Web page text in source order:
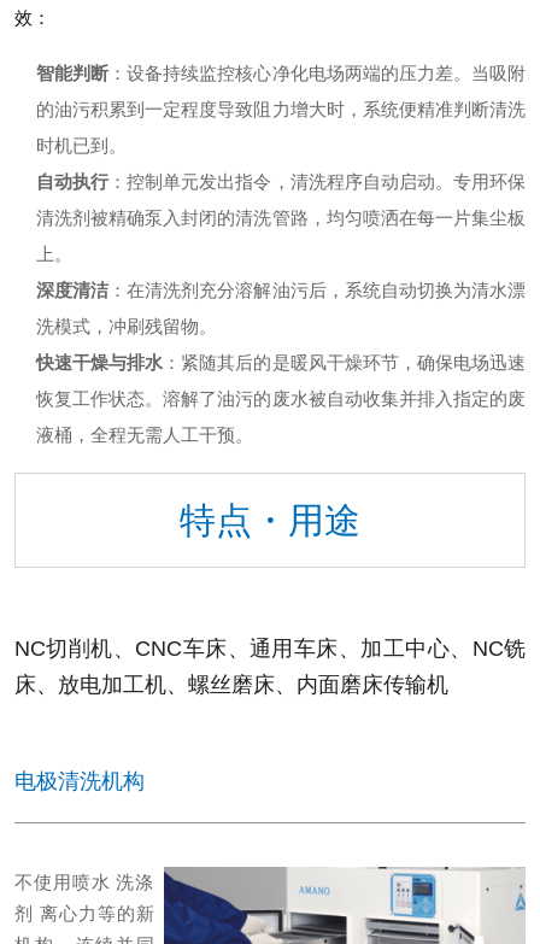
效：
智能判断 ：设备持续监控核心净化电场两端的压力差。当吸附
的油污积累到一定程度导致阻力增大时，系统便精准判断清洗
时机已到。
自动执行：控制单元发出指令，清洗程序自动启动。专用环保
清洗剂被精确泵入封闭的清洗管路，均匀喷洒在每一片集尘板
上。
深度清洁：在清洗剂充分溶解油污后，系统自动切换为清水漂
洗模式，冲刷残留物。
快速干燥与排水 ：紧随其后的是暖风干燥环节，确保电场迅速
恢复工作状态。溶解了油污的废水被自动收集并排入指定的废
液桶，全程无需人工干预。
特点・用途
NC切削机、CNC车床、通用车床、加工中心、NC铣
床、放电加工机、螺丝磨床、内面磨床传输机
电极清洗机构
不使用喷水 洗涤
剂 离心力等的新